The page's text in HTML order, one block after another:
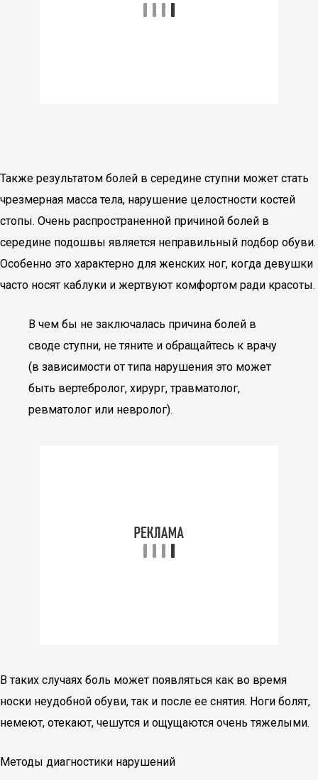
Также результатом болей в середине ступни может стать
чрезмерная масса тела, нарушение целостности костей
стопы. Очень распространенной причиной болей в
середине подошвы является неправильный подбор обуви.
Особенно это характерно для женских ног, когда девушки
часто носят каблуки и жертвуют комфортом ради красоты.
В чем бы не заключалась причина болей в
своде ступни, не тяните и обращайтесь к врачу
(в зависимости от типа нарушения это может
быть вертебролог, хирург, травматолог,
ревматолог или невролог).
В таких случаях боль может появляться как во время
носки неудобной обуви, так и после ее снятия. Ноги болят,
немеют, отекают, чешутся и ощущаются очень тяжелыми.
Методы диагностики нарушений